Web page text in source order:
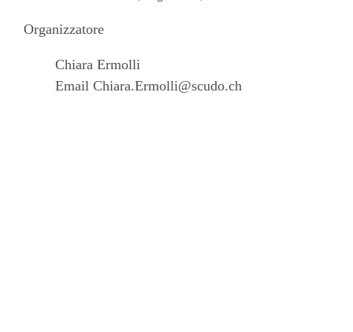
Organizzatore
Chiara Ermolli
Email Chiara.Ermolli@scudo.ch